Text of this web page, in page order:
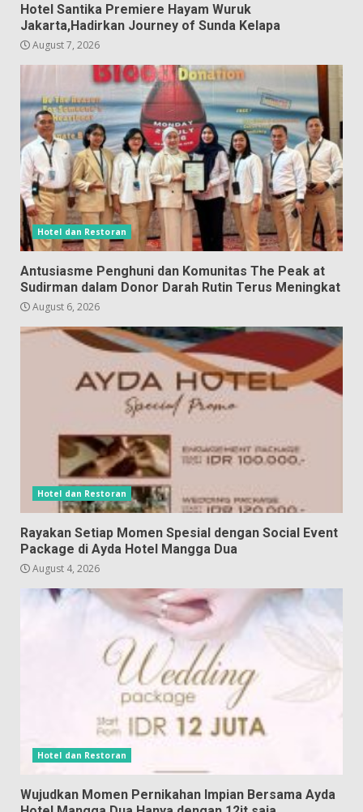
Hotel Santika Premiere Hayam Wuruk
Jakarta,Hadirkan Journey of Sunda Kelapa
August 7, 2026
Hotel dan Restoran
Antusiasme Penghuni dan Komunitas The Peak at
Sudirman dalam Donor Darah Rutin Terus Meningkat
August 6, 2026
Hotel dan Restoran
Rayakan Setiap Momen Spesial dengan Social Event
Package di Ayda Hotel Mangga Dua
August 4, 2026
Hotel dan Restoran
Wujudkan Momen Pernikahan Impian Bersama Ayda